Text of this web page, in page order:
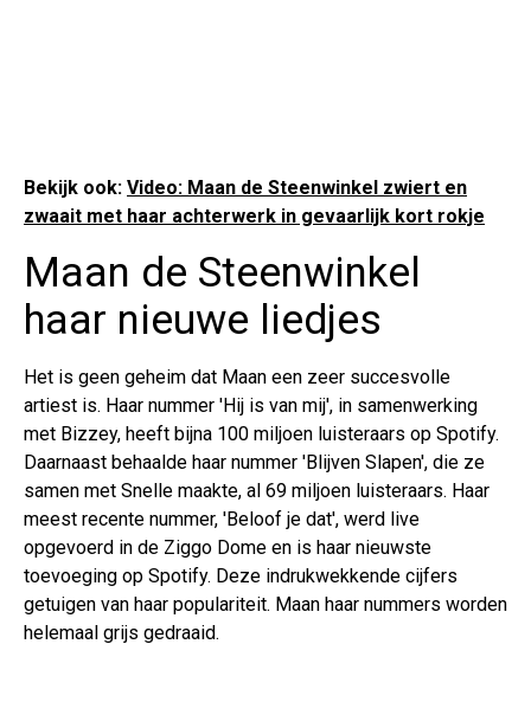
Bekijk ook: Video: Maan de Steenwinkel zwiert en
zwaait met haar achterwerk in gevaarlijk kort rokje
Maan de Steenwinkel
haar nieuwe liedjes
Het is geen geheim dat Maan een zeer succesvolle
artiest is. Haar nummer 'Hij is van mij', in samenwerking
met Bizzey, heeft bijna 100 miljoen luisteraars op Spotify.
Daarnaast behaalde haar nummer 'Blijven Slapen', die ze
samen met Snelle maakte, al 69 miljoen luisteraars. Haar
meest recente nummer, 'Beloof je dat', werd live
opgevoerd in de Ziggo Dome en is haar nieuwste
toevoeging op Spotify. Deze indrukwekkende cijfers
getuigen van haar populariteit. Maan haar nummers worden
helemaal grijs gedraaid.